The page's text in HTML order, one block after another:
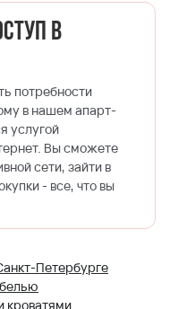
в
потребности
в нашем апарт-
услугой
Вы сможете
сети, зайти в
- все, что вы
Петербурге
кроватями